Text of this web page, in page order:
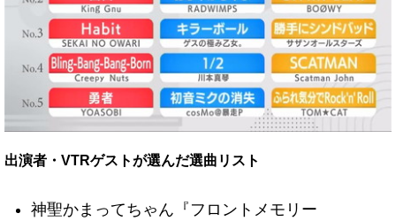
出演者・VTRゲストが選んだ選曲リスト
神聖かまってちゃん『フロントメモリー